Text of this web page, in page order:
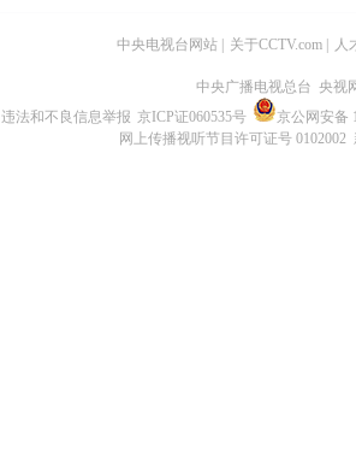
中央电视台网站 关于CCTV.com 人
中央广播电视总台 央视
违法和不良信息举报 京ICP证060535号
京公网安备
网上传播视听节目许可证号 0102002